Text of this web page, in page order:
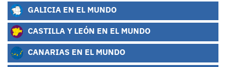
GALICIA EN EL MUNDO
CASTILLA Y LEÓN EN EL MUNDO
CANARIAS EN EL MUNDO